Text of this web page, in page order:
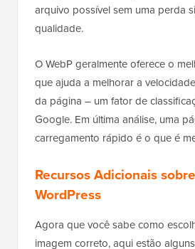
arquivo possível sem uma perda
qualidade.
O WebP geralmente oferece o
que ajuda a melhorar a
da página – um fator de
Google. Em última análise, uma
carregamento rápido é o que é
Recursos Adicionais
WordPress
Agora que você sabe como
imagem correto, aqui estão